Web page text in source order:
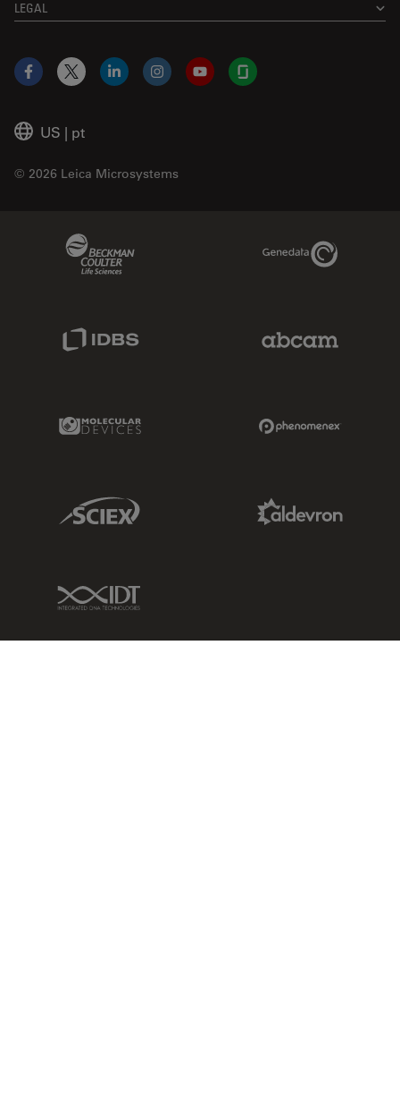
LEGAL
US | pt
© 2026 Leica Microsystems
Facebook
X LinkedInInstagramYouTubeGlassdoor
Genedata Link
Molecular Devices Link
Sciex Link
IDT Link